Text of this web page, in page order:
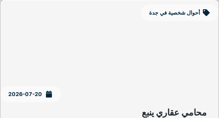
أحوال شخصية في جدة
2026-07-20
محامي عقاري ينبع